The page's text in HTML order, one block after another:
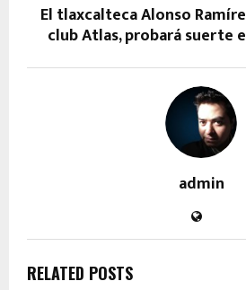
El tlaxcalteca Alonso
club Atlas, probará suerte
admin
RELATED POSTS